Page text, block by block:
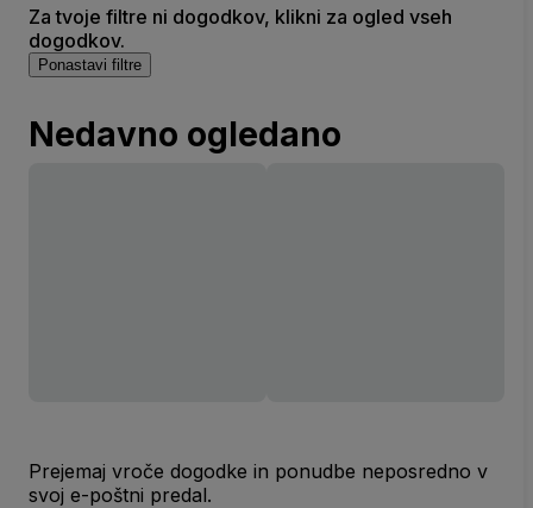
Za tvoje filtre ni dogodkov, klikni za ogled vseh
dogodkov.
Ponastavi filtre
Nedavno ogledano
Prejemaj vroče dogodke in ponudbe neposredno v
svoj e-poštni predal.